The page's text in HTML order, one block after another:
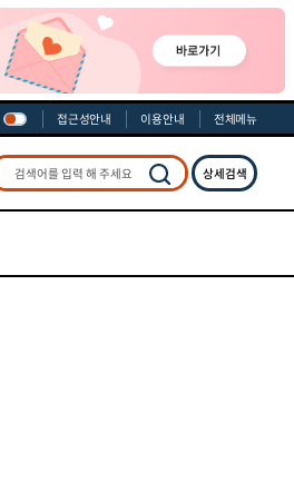
접근성안내 이용안내 전체메뉴
상세검색